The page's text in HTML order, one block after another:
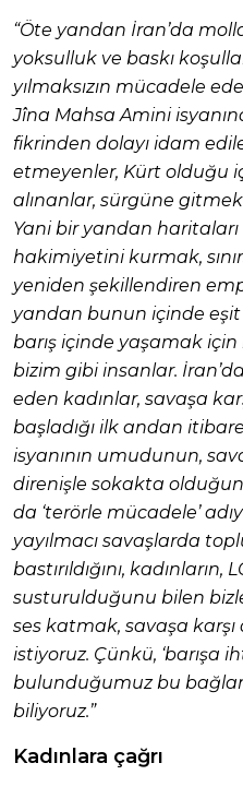
“Öte yandan İran’da
yoksulluk ve baskı
yılmaksızın mücadele
Jîna Mahsa Amini
fikrinden dolayı idam
etmeyenler, Kürt olduğu
alınanlar, sürgüne
Yani bir yandan
hakimiyetini kurmak,
yeniden şekillendiren
yandan bunun içinde
barış içinde yaşamak
bizim gibi insanlar.
eden kadınlar, savaşa
başladığı ilk andan
isyanının umudunun,
direnişle sokakta
da ‘terörle mücadele’
yayılmacı savaşlarda
bastırıldığını, kadınların,
susturulduğunu bilen
ses katmak, savaşa
istiyoruz. Çünkü, ‘barışa
bulunduğumuz bu
biliyoruz.”
Kadınlara çağrı